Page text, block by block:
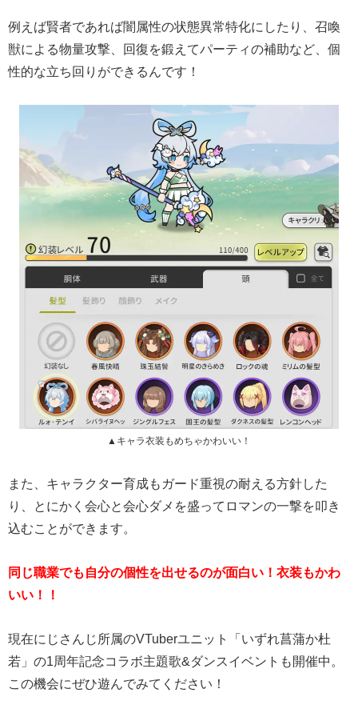
例えば賢者であれば闇属性の状態異常特化にしたり、召喚
獣による物量攻撃、回復を鍛えてパーティの補助など、個
性的な立ち回りができるんです！
▲キャラ衣装もめちゃかわいい！
また、キャラクター育成もガード重視の耐える方針した
り、とにかく会心と会心ダメを盛ってロマンの一撃を叩き
込むことができます。
同じ職業でも自分の個性を出せるのが面白い！衣装もかわ
いい！！
現在にじさんじ所属のVTuberユニット「いずれ菖蒲か杜
若」の1周年記念コラボ主題歌&ダンスイベントも開催中。
この機会にぜひ遊んでみてください！